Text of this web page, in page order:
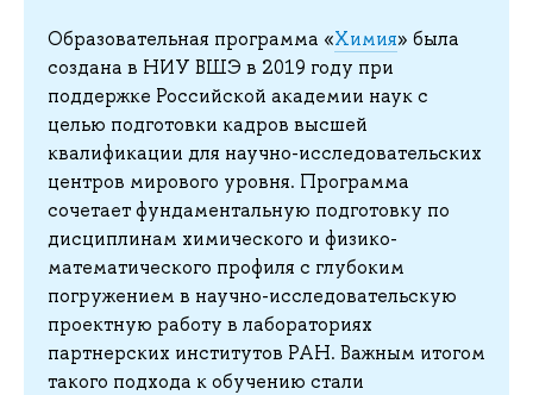
Образовательная программа «Химия» была
создана в НИУ ВШЭ в 2019 году при
поддержке Российской академии наук с
целью подготовки кадров высшей
квалификации для научно-исследовательских
центров мирового уровня. Программа
сочетает фундаментальную подготовку по
дисциплинам химического и физико-
математического профиля с глубоким
погружением в научно-исследовательскую
проектную работу в лабораториях
партнерских институтов РАН. Важным итогом
такого подхода к обучению стали